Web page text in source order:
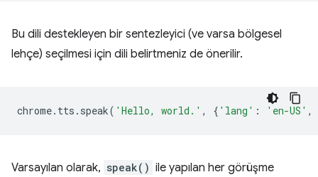
Bu dili destekleyen bir sentezleyici (ve varsa bölgesel
lehçe) seçilmesi için dili belirtmeniz de önerilir.
chrome. tts . speak( 'Hello, world.' , { 'lang' : 'en-US' ,
Varsayılan olarak, speak() ile yapılan her görüşme